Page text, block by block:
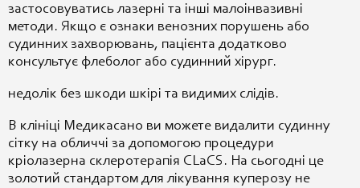
застосовуватись лазерні та інші малоінвазивні
методи. Якщо є ознаки венозних порушень або
судинних захворювань, пацієнта додатково
консультує флеболог або судинний хірург.
недолік без шкоди шкірі та видимих слідів.
В клініці Медикасано ви можете видалити судинну
сітку на обличчі за допомогою процедури
кріолазерна склеротерапія CLaCS. На сьогодні це
золотий стандартом для лікування куперозу не